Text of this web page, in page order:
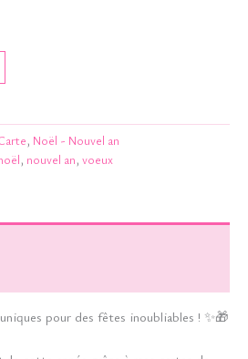
, Noël - Nouvel an
, nouvel an, voeux
pour des fêtes inoubliables ! ✨🎁